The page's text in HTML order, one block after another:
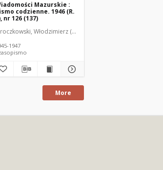
Redaktor
Mazurskie :
codzienne. 1946 (R.
nr 126 (137)
Włodzimierz (1902-1971). Redaktor
1947
More